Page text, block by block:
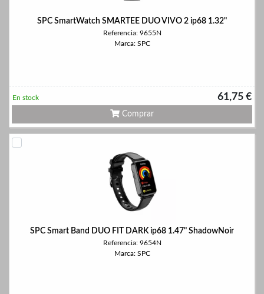
SPC SmartWatch SMARTEE DUO VIVO 2 ip68 1.32"
Referencia: 9655N
Marca: SPC
61,75 €
En stock
Comprar
SPC Smart Band DUO FIT DARK ip68 1.47" ShadowNoir
Referencia: 9654N
Marca: SPC